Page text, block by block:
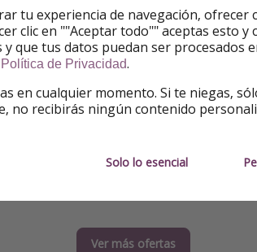
de Duero
HOTELES
Hoteles para el
Portugal y Andorra
persona!
Ver más ofertas
tu experiencia de navegación, ofrecer
clic en ""Aceptar todo"" aceptas esto y
que tus datos puedan ser procesados
Política de Privacidad.
en cualquier momento. Si te niegas,
no recibirás ningún contenido
Solo lo esencial